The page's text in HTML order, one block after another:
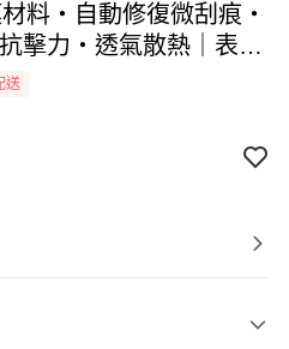
料・自動修復微刮痕・
擊力・透氣散熱｜表層
利 ｜MIT台灣製造 (一
送